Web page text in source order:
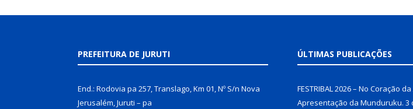
PREFEITURA DE JURUTI
End.: Rodovia pa 257, Translago, Km 01, Nº S/n Nova
Jerusalém, Juruti – pa
ÚLTIMAS PUBLICAÇÕES
FESTRIBAL 2026 – No Coração
Apresentação da Munduruku. 3